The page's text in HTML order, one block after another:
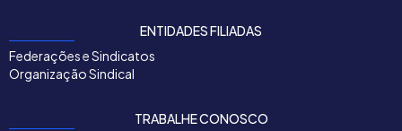
ENTIDADES FILIADAS
Federações e Sindicatos
Organização Sindical
TRABALHE CONOSCO